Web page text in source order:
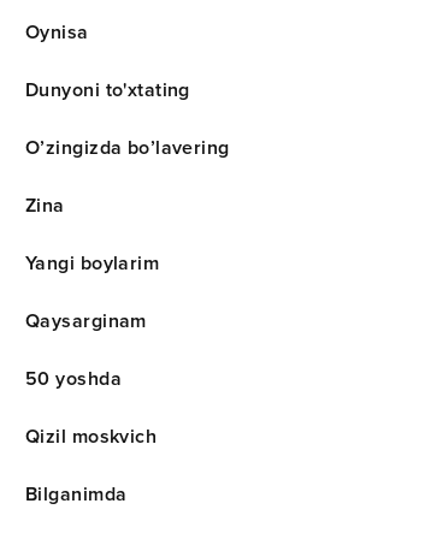
Oynisa
Dunyoni to'xtating
O’zingizda bo’lavering
Zina
Yangi boylarim
Qaysarginam
50 yoshda
Qizil moskvich
Bilganimda